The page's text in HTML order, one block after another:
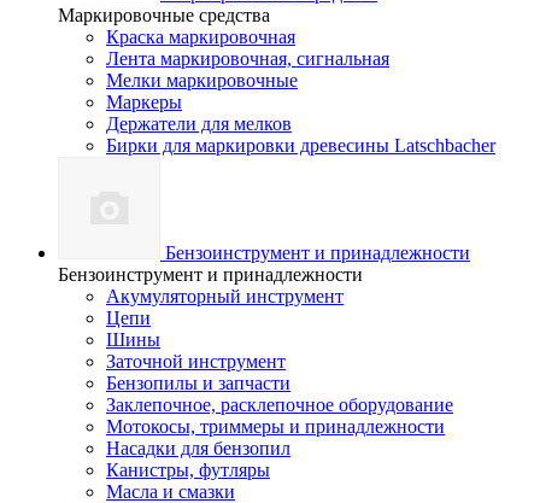
Маркировочные средства
Краска маркировочная
Лента маркировочная, сигнальная
Мелки маркировочные
Маркеры
Держатели для мелков
Бирки для маркировки древесины Latschbacher
Бензоинструмент и принадлежности
Бензоинструмент и принадлежности
Акумуляторный инструмент
Цепи
Шины
Заточной инструмент
Бензопилы и запчасти
Заклепочное, расклепочное оборудование
Мотокосы, триммеры и принадлежности
Насадки для бензопил
Канистры, футляры
Масла и смазки